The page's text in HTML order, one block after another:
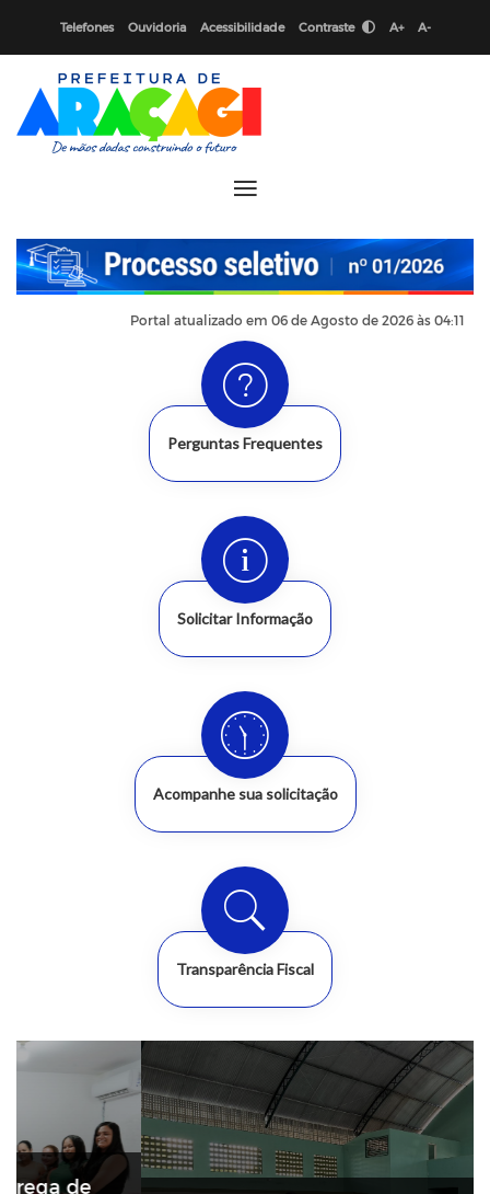
Telefones Ouvidoria Acessibilidade Contraste A+ A-
Portal atualizado em 06 de Agosto de 2026 às 04:11
Perguntas Frequentes
Solicitar Informação
Acompanhe sua solicitação
Transparência Fiscal